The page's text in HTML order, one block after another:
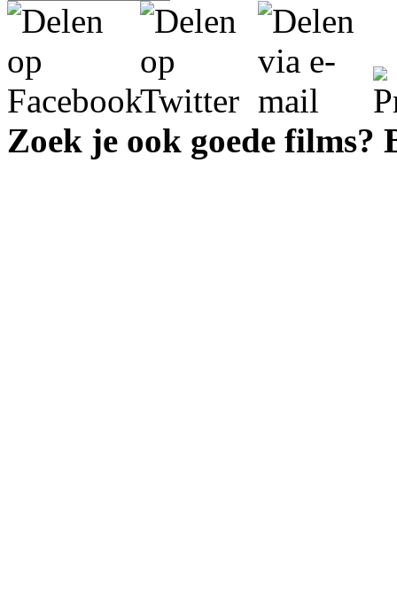
Zoek je ook goede films?